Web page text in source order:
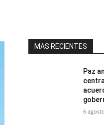
MAS RECIENTES
Paz
6